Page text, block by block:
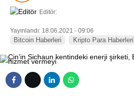
Editör:
Yayınlandı: 18.06.2021 - 09:06
Bitcoin Haberleri Kripto Para Haberleri